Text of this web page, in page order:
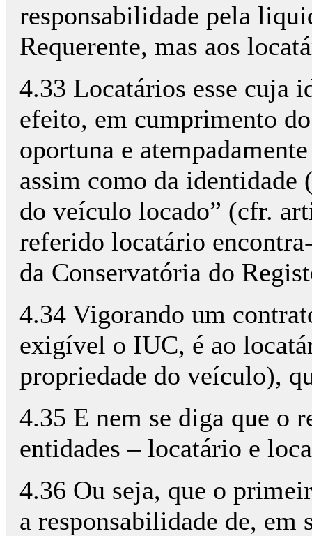
responsabilidade pela
Requerente, mas aos
4.33 Locatários esse cuja
efeito, em cumprimento
oportuna e
assim como da
do veículo locado” (cfr.
referido locatário
da Conservatória do
4.34 Vigorando um
exigível o IUC, é ao
propriedade do veículo),
4.35 E nem se diga que o
entidades – locatário e
4.36 Ou seja, que o
a responsabilidade de, em